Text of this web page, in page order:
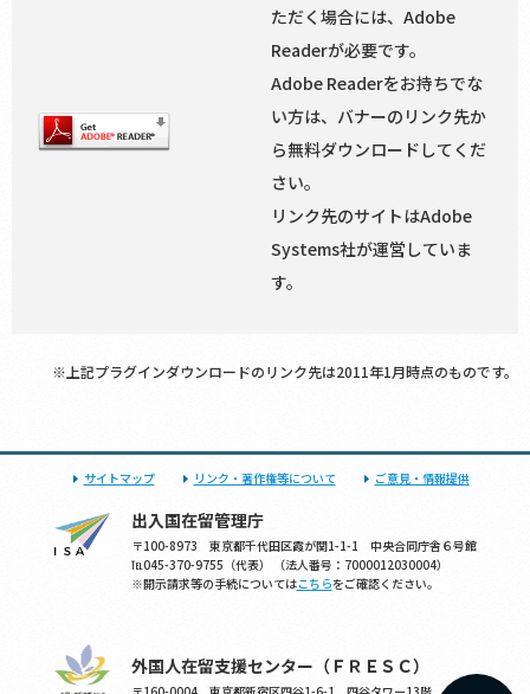
ただく場合には、Adobe
Readerが必要です。
Adobe Readerをお持ちでな
い方は、バナーのリンク先か
ら無料ダウンロードしてくだ
さい。
リンク先のサイトはAdobe
Systems社が運営していま
す。
※上記プラグインダウンロードのリンク先は2011年1月時点のものです。
サイトマップ リンク・著作権等について ご意見・情報提供
出入国在留管理庁
〒100-8973 東京都千代田区霞が関1-1-1 中央合同庁舎６号館
℡045-370-9755（代表） （法人番号：7000012030004）
※開示請求等の手続についてはこちらをご確認ください。
外国人在留支援センター（ＦＲＥＳＣ）